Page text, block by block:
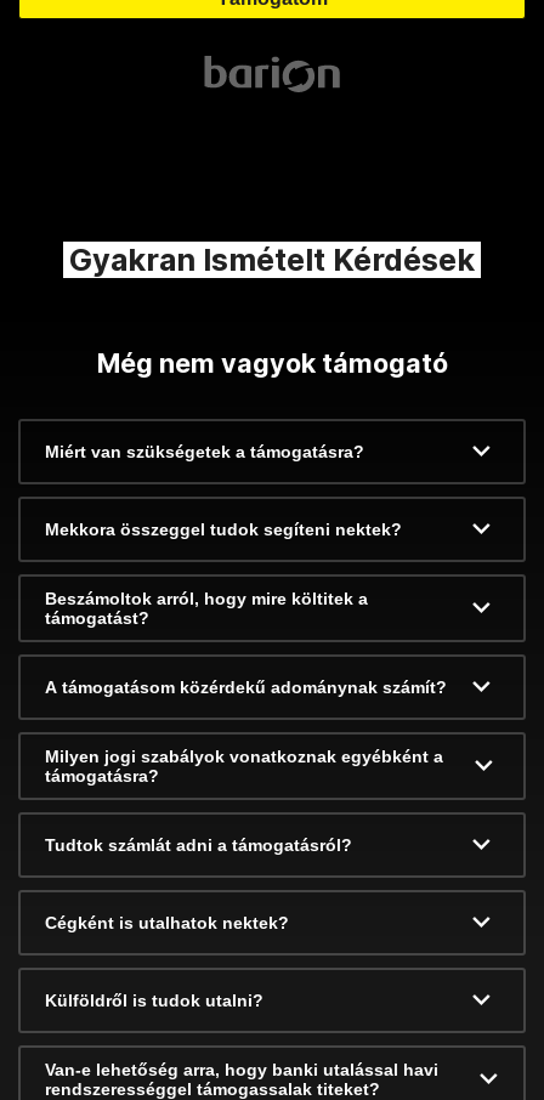
Gyakran Ismételt Kérdések
Még nem vagyok támogató
Miért van szükségetek a támogatásra?
Mekkora összeggel tudok segíteni nektek?
Beszámoltok arról, hogy mire költitek a
támogatást?
A támogatásom közérdekű adománynak számít?
Milyen jogi szabályok vonatkoznak egyébként a
támogatásra?
Tudtok számlát adni a támogatásról?
Cégként is utalhatok nektek?
Külföldről is tudok utalni?
Van-e lehetőség arra, hogy banki utalással havi
rendszerességgel támogassalak titeket?